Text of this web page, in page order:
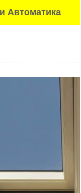
Автоматика